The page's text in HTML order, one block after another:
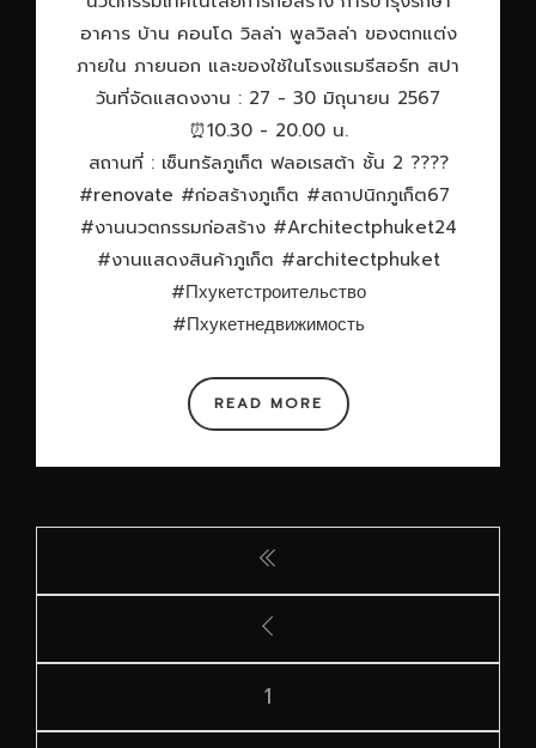
อาคาร บ้าน คอนโด วิลล่า พูลวิลล่า ของตกแต่ง
ภายใน ภายนอก และของใช้ในโรงแรมรีสอร์ท สปา
วันที่จัดแสดงงาน : 27 - 30 มิถุนายน 2567
⏰10.30 - 20.00 น.
สถานที่ : เซ็นทรัลภูเก็ต ฟลอเรสต้า ชั้น 2 ????
#renovate #ก่อสร้างภูเก็ต #สถาปนิกภูเก็ต67
#งานนวตกรรมก่อสร้าง #Architectphuket24
#งานแสดงสินค้าภูเก็ต #architectphuket
#Пхукетстроительство
#Пхукетнедвижимость
READ MORE
1